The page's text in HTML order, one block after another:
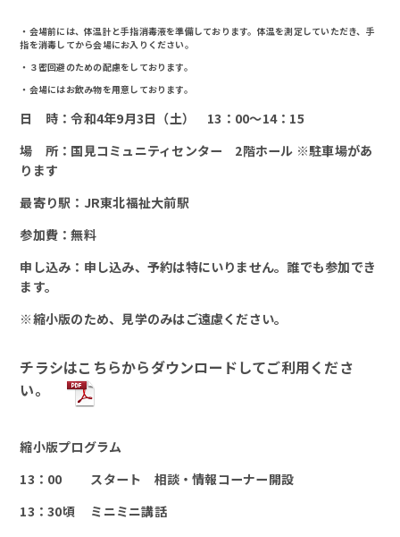
・会場前には、体温計と手指消毒液を準備しております。体温を測定していただき、手
指を消毒してから会場にお入りください。
・３密回避のための配慮をしております。
・会場にはお飲み物を用意しております。
日 時：令和4年9月3日（土） 13：00～14：15
場 所：国見コミュニティセンター 2階ホール ※駐車場があ
ります
最寄り駅：JR東北福祉大前駅
参加費：無料
申し込み：申し込み、予約は特にいりません。誰でも参加でき
ます。
※縮小版のため、見学のみはご遠慮ください。
チラシはこちらからダウンロードしてご利用くださ
い。
縮小版プログラム
13：00 スタート 相談・情報コーナー開設
13：30頃 ミニミニ講話